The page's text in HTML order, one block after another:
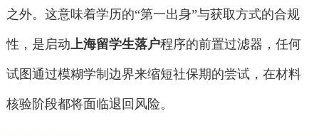
之外。这意味着学历的“第一出身”与获取方式的合规
性，是启动上海留学生落户程序的前置过滤器，任何
试图通过模糊学制边界来缩短社保期的尝试，在材料
核验阶段都将面临退回风险。